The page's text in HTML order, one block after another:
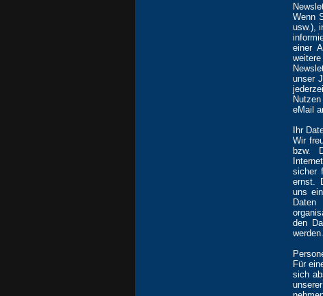
Wenn
usw.),
einer
unser
eMail
Ihr
Wir
bzw.
sicher
ernst.
uns
den
werden.
Für
sich